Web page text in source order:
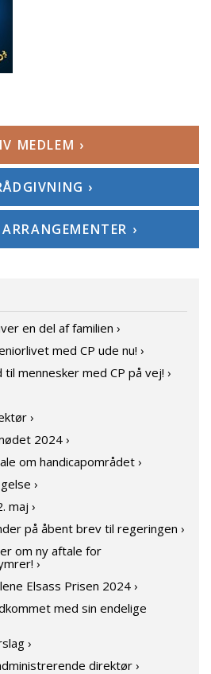
MEDLEM ›
›
›
en del af familien ›
med CP ude nu! ›
mennesker med CP på vej! ›
›
2024 ›
om handicapområdet ›
›
maj ›
på åbent brev til regeringen ›
om ny aftale for
›
Elsass Prisen 2024 ›
med sin endelige
›
direktør ›